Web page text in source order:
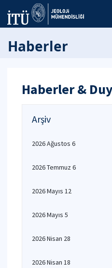
Haberler
Haberler &
Arşiv
2026 Ağustos 6
2026 Temmuz 6
2026 Mayıs 12
2026 Mayıs 5
2026 Nisan 28
2026 Nisan 18